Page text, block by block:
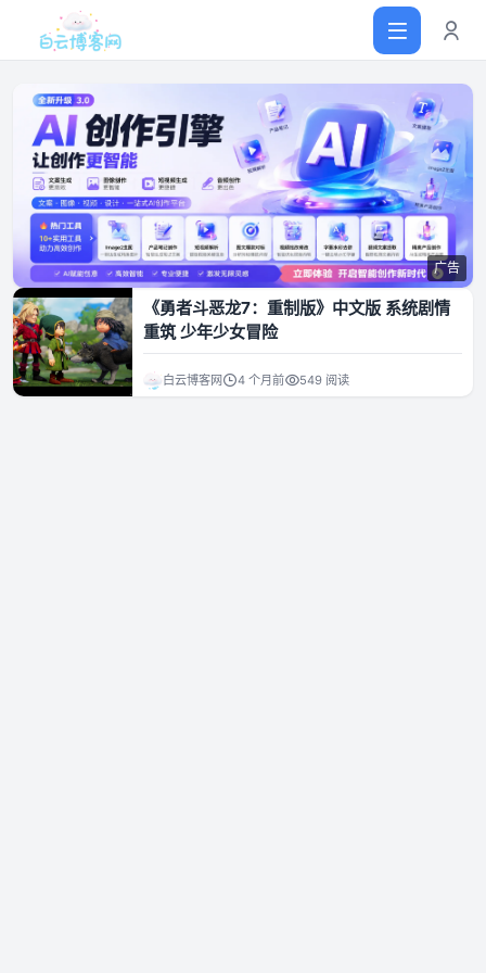
首页
网站源码
软件仓库
主题插件
广告
《勇者斗恶龙7：重制版》中文版 系统剧情
重筑 少年少女冒险
白云博客网 4 个月前 549 阅读